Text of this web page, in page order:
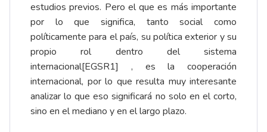
estudios previos. Pero el que es más importante
por lo que significa, tanto social como
políticamente para el país, su política exterior y su
propio rol dentro del sistema
internacional[EGSR1] , es la cooperación
internacional, por lo que resulta muy interesante
analizar lo que eso significará no solo en el corto,
sino en el mediano y en el largo plazo.